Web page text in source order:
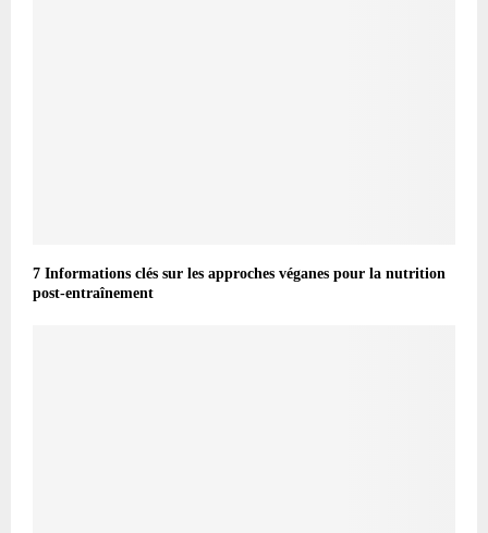
7 Informations clés sur les approches véganes pour la nutrition
post-entraînement